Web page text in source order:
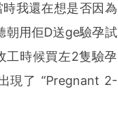
我還在想是否因為
朝用佢D送ge驗孕試
工時候買左2隻驗孕
現了 “Pregnant 2-